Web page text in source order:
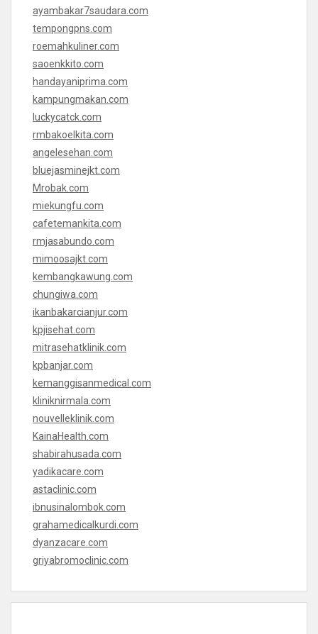
ayambakar7saudara.com
tempongpns.com
roemahkuliner.com
saoenkkito.com
handayaniprima.com
kampungmakan.com
luckycatck.com
rmbakoelkita.com
angelesehan.com
bluejasminejkt.com
Mrobak.com
miekungfu.com
cafetemankita.com
rmjasabundo.com
mimoosajkt.com
kembangkawung.com
chungiwa.com
ikanbakarcianjur.com
kpjisehat.com
mitrasehatklinik.com
kpbanjar.com
kemanggisanmedical.com
kliniknirmala.com
nouvelleklinik.com
KainaHealth.com
shabirahusada.com
yadikacare.com
astaclinic.com
ibnusinalombok.com
grahamedicalkurdi.com
dyanzacare.com
griyabromoclinic.com